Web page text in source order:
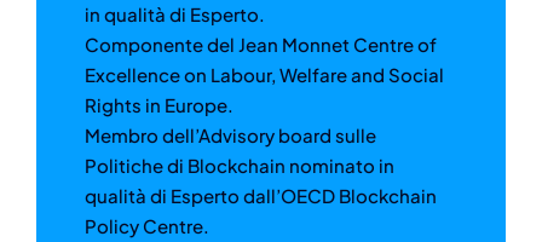
in qualità di Esperto.
Componente del Jean Monnet Centre of
Excellence on Labour, Welfare and Social
Rights in Europe.
Membro dell’Advisory board sulle
Politiche di Blockchain nominato in
qualità di Esperto dall’OECD Blockchain
Policy Centre.